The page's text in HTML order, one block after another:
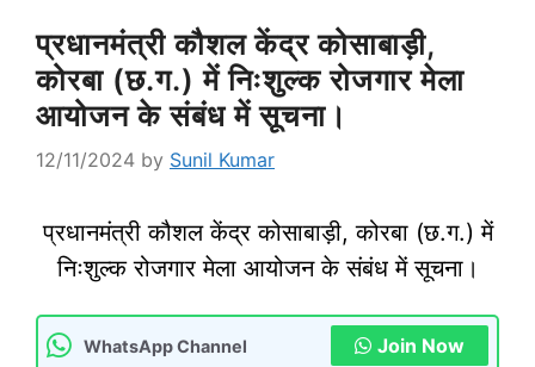
प्रधानमंत्री कौशल केंद्र कोसाबाड़ी,
कोरबा (छ.ग.) में निःशुल्क रोजगार मेला
आयोजन के संबंध में सूचना।
12/11/2024 by Sunil Kumar
प्रधानमंत्री कौशल केंद्र कोसाबाड़ी, कोरबा (छ.ग.) में
निःशुल्क रोजगार मेला आयोजन के संबंध में सूचना।
WhatsApp Channel Join Now